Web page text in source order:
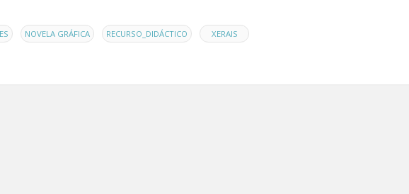
NOVELA GRÁFICA RECURSO_DIDÁCTICO XERAIS